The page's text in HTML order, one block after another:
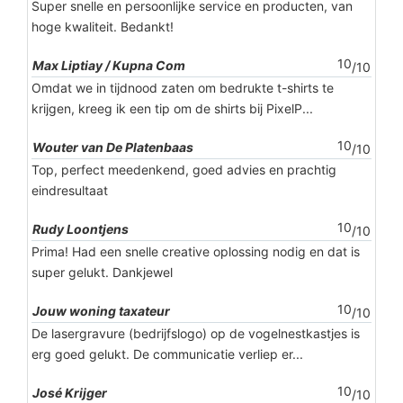
Super snelle en persoonlijke service en producten, van
hoge kwaliteit. Bedankt!
Max Liptiay / Kupna Com 10/10
Omdat we in tijdnood zaten om bedrukte t-shirts te
krijgen, kreeg ik een tip om de shirts bij PixelP...
Wouter van De Platenbaas 10/10
Top, perfect meedenkend, goed advies en prachtig
eindresultaat
Rudy Loontjens 10/10
Prima! Had een snelle creative oplossing nodig en dat is
super gelukt. Dankjewel
Jouw woning taxateur 10/10
De lasergravure (bedrijfslogo) op de vogelnestkastjes is
erg goed gelukt. De communicatie verliep er...
José Krijger 10/10